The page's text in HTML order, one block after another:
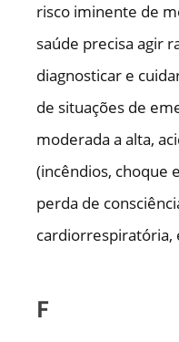
risco iminente de
saúde precisa agir
diagnosticar e
de situações de
moderada a alta,
(incêndios, choque
perda de
cardiorrespiratória,
F